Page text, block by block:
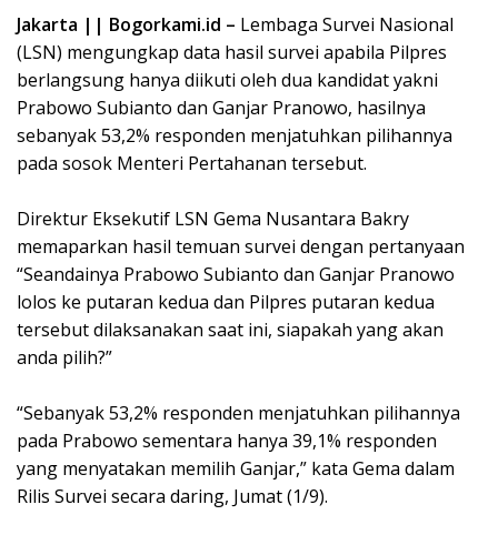
Jakarta || Bogorkami.id – Lembaga Survei Nasional
(LSN) mengungkap data hasil survei apabila Pilpres
berlangsung hanya diikuti oleh dua kandidat yakni
Prabowo Subianto dan Ganjar Pranowo, hasilnya
sebanyak 53,2% responden menjatuhkan pilihannya
pada sosok Menteri Pertahanan tersebut.
Direktur Eksekutif LSN Gema Nusantara Bakry
memaparkan hasil temuan survei dengan pertanyaan
“Seandainya Prabowo Subianto dan Ganjar Pranowo
lolos ke putaran kedua dan Pilpres putaran kedua
tersebut dilaksanakan saat ini, siapakah yang akan
anda pilih?”
“Sebanyak 53,2% responden menjatuhkan pilihannya
pada Prabowo sementara hanya 39,1% responden
yang menyatakan memilih Ganjar,” kata Gema dalam
Rilis Survei secara daring, Jumat (1/9).